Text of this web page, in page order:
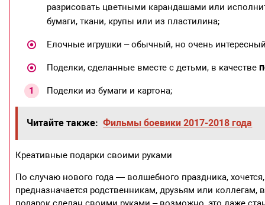
разрисовать цветными карандашами или
бумаги, ткани, крупы или из пластилина;
Елочные игрушки – обычный, но очень
Поделки, сделанные вместе с детьми, в качестве
Поделки из бумаги и картона;
Читайте также: Фильмы боевики 2017-2018 года
Креативные подарки своими руками
По случаю нового года — волшебного праздника,
предназначается родственникам, друзьям или